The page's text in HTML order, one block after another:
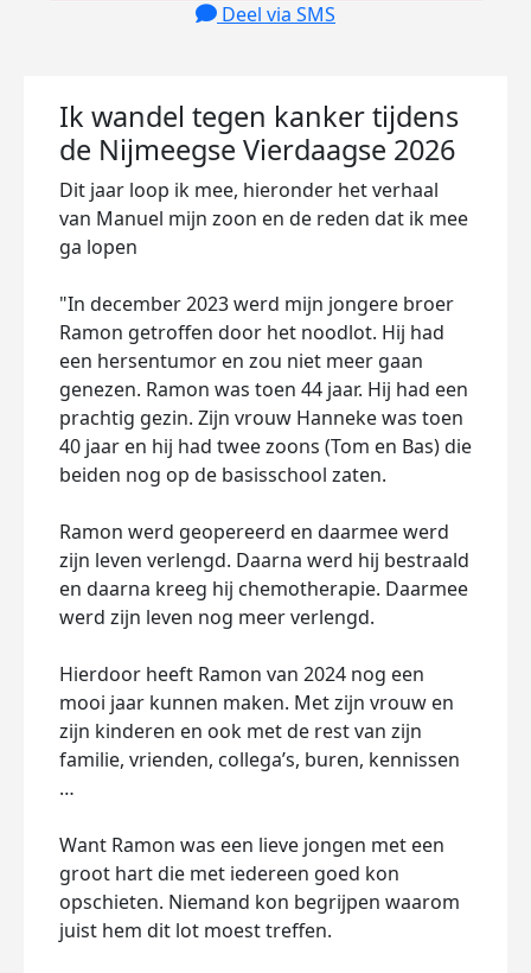
Deel via SMS
Ik wandel tegen kanker tijdens
de Nijmeegse Vierdaagse 2026
Dit jaar loop ik mee, hieronder het verhaal
van Manuel mijn zoon en de reden dat ik mee
ga lopen
"In december 2023 werd mijn jongere broer
Ramon getroffen door het noodlot. Hij had
een hersentumor en zou niet meer gaan
genezen. Ramon was toen 44 jaar. Hij had een
prachtig gezin. Zijn vrouw Hanneke was toen
40 jaar en hij had twee zoons (Tom en Bas) die
beiden nog op de basisschool zaten.
Ramon werd geopereerd en daarmee werd
zijn leven verlengd. Daarna werd hij bestraald
en daarna kreeg hij chemotherapie. Daarmee
werd zijn leven nog meer verlengd.
Hierdoor heeft Ramon van 2024 nog een
mooi jaar kunnen maken. Met zijn vrouw en
zijn kinderen en ook met de rest van zijn
familie, vrienden, collega’s, buren, kennissen
…
Want Ramon was een lieve jongen met een
groot hart die met iedereen goed kon
opschieten. Niemand kon begrijpen waarom
juist hem dit lot moest treffen.